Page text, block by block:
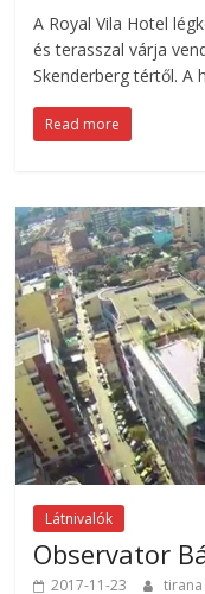
A Royal Vila Hotel
és terasszal várja
Skenderberg tértől. A
Read more
Látnivalók
Observator
2017-11-23 tirana